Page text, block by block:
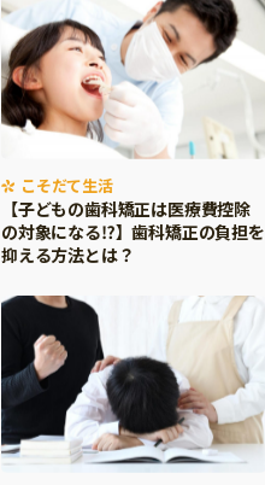
こそだて生活
【子どもの歯科矯正は医療費控除
の対象になる⁉】歯科矯正の負担を
抑える方法とは？